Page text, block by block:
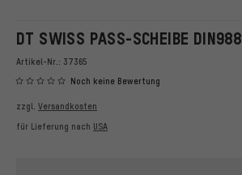
DT SWISS PASS-SCHEIBE DIN988
Artikel-Nr.: 37365
Noch keine Bewertung
zzgl. Versandkosten
für Lieferung nach USA